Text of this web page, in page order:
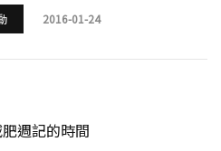
2016-01-24
週記的時間